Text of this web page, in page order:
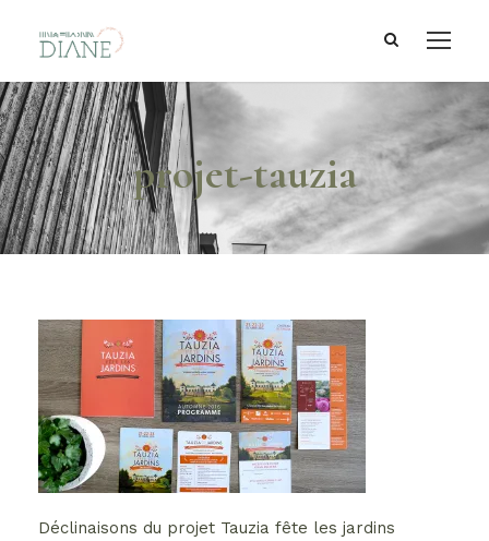
projet-tauzia
Déclinaisons du projet Tauzia fête les jardins